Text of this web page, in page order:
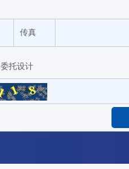
传真
委托设计